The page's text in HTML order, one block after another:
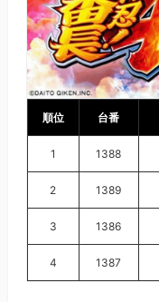
順位 台番
1 1388
2 1389
3 1386
4 1387